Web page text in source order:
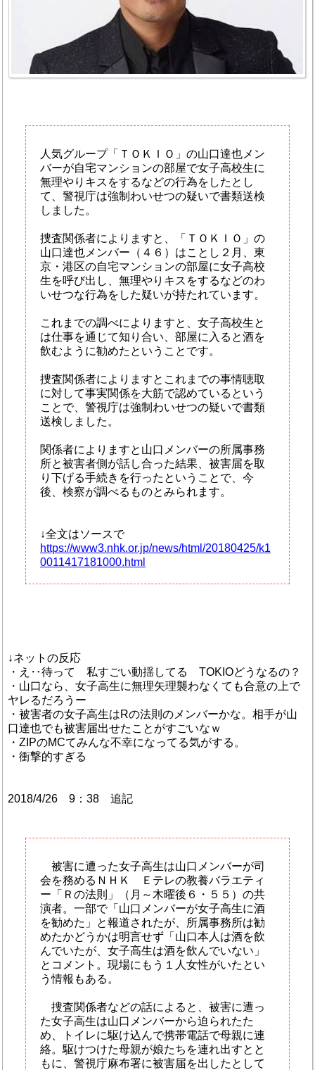
人気グループ「ＴＯＫＩＯ」の山口達也メン
バーが自宅マンションの部屋で女子高校生に
無理やりキスをするなどの行為をしたとし
て、警視庁は強制わいせつの疑いで書類送検
しました。
捜査関係者によりますと、「ＴＯＫＩＯ」の
山口達也メンバー（４６）はことし２月、東
京・港区の自宅マンションの部屋に女子高校
生を呼び出し、無理やりキスをするなどのわ
いせつな行為をした疑いが持たれています。
これまでの調べによりますと、女子高校生と
は仕事を通じて知り合い、部屋に入ると酒を
飲むように勧めたということです。
捜査関係者によりますとこれまでの事情聴取
に対して事実関係を大筋で認めているという
ことで、警視庁は強制わいせつの疑いで書類
送検しました。
関係者によりますと山口メンバーの所属事務
所と被害者側が話し合った結果、被害届を取
り下げる手続きを行ったということで、今
後、検察が調べるものとみられます。
↓全文はソースで
https://www3.nhk.or.jp/news/html/20180425/k1
0011417181000.html
↓ネットの反応
・え‥待って 私すごい動揺してる TOKIOどうなるの？
・山口なら、女子高生に無理矢理襲わなくても合意の上で
ヤレるだろうー
・被害者の女子高生はRの法則のメンバーかな。相手が山
口達也でも被害届出せたことがすごいなｗ
・ZIPのMCてみんな不幸になってる気がする。
・衝撃的すぎる
2018/4/26 9：38 追記
被害に遭った女子高生は山口メンバーが司
会を務めるＮＨＫ Ｅテレの教養バラエティ
ー「Ｒの法則」（月～木曜後６・５５）の共
演者。一部で「山口メンバーが女子高生に酒
を勧めた」と報道されたが、所属事務所は勧
めたかどうかは明言せず「山口本人は酒を飲
んでいたが、女子高生は酒を飲んでいない」
とコメント。現場にもう１人女性がいたとい
う情報もある。
捜査関係者などの話によると、被害に遭っ
た女子高生は山口メンバーから迫られたた
め、トイレに駆け込んで携帯電話で母親に連
絡。駆けつけた母親が娘たちを連れ出すとと
もに、警視庁麻布署に被害届を出したとして